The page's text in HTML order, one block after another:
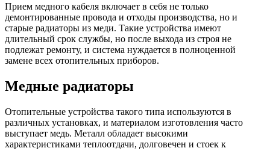
Прием медного кабеля включает в себя не только
демонтированные провода и отходы производства, но и
старые радиаторы из меди. Такие устройства имеют
длительный срок службы, но после выхода из строя не
подлежат ремонту, и система нуждается в полноценной
замене всех отопительных приборов.
Медные радиаторы
Отопительные устройства такого типа используются в
различных установках, и материалом изготовления часто
выступает медь. Металл обладает высокими
характеристиками теплоотдачи, долговечен и стоек к